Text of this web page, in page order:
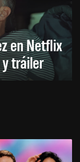
en Netflix
tráiler